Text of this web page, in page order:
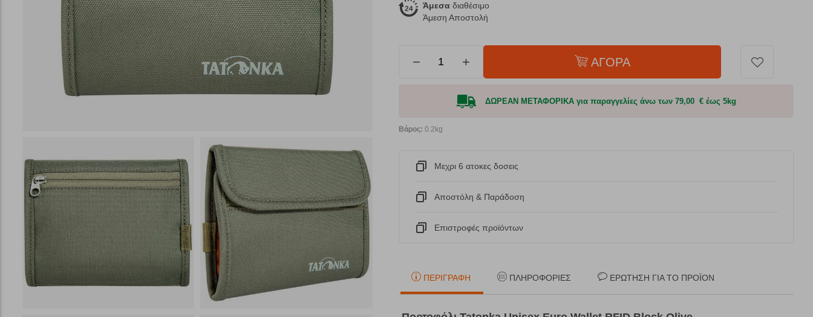
Άμεσα διαθέσιμο
Άμεση Αποστολή
− + ΑΓΟΡΑ
ΔΩΡΕΑΝ ΜΕΤΑΦΟΡΙΚΑ για παραγγελίες άνω των 79,00 € έως 5kg
Βάρος: 0.2kg
Μεχρι 6 ατοκες δοσεις
Αποστόλη & Παράδοση
Eπιστροφές προϊόντων
ΠΕΡΙΓΡΑΦΉ ΠΛΗΡΟΦΟΡΊΕΣ ΕΡΏΤΗΣΗ ΓΙΑ ΤΟ ΠΡΟΪΌΝ